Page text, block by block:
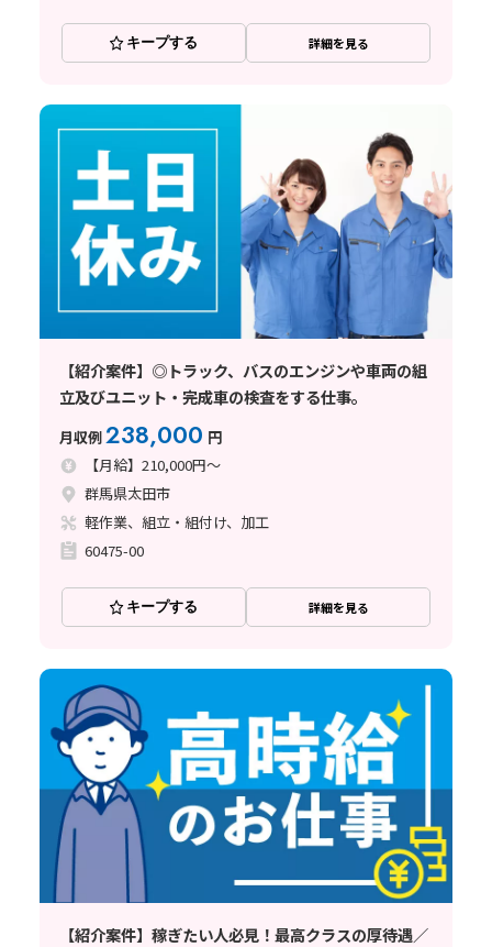
キープする 詳細を見る
【紹介案件】◎トラック、バスのエンジンや車両の組
立及びユニット・完成車の検査をする仕事。
月収例238,000 円
【月給】210,000円～
群馬県太田市
軽作業、組立・組付け、加工
60475-00
キープする 詳細を見る
【紹介案件】稼ぎたい人必見！最高クラスの厚待遇／